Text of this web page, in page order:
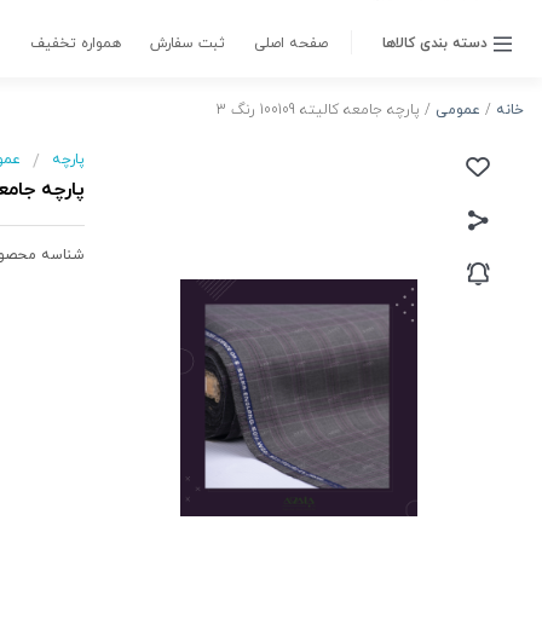
ناموجود
متاسفانه این کالا در حال حاضر موجود نیست.
می‌توانید از طریق لیست بالای صفحه، از محصولات
مشابه این کالا دیدن نمایید.
موجود شد به من اطلاع بده